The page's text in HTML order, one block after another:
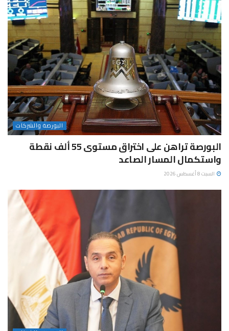
البورصة والشركات
البورصة تراهن على اختراق مستوى 55 ألف نقطة
واستكمال المسار الصاعد
السبت 8 أغسطس 2026